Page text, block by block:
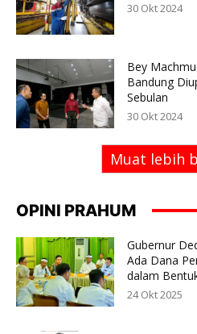
30 Okt 2024
Bey
Bandung
Sebulan
30 Okt 2024
Muat lebih
OPINI PRAHUM
Gubernur
Ada Dana
dalam
24 Okt 2025